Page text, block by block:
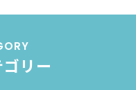
リー